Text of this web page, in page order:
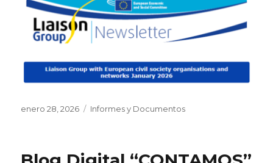
Publicado
enero 28, 2026 Categorías
Informes y Documentos